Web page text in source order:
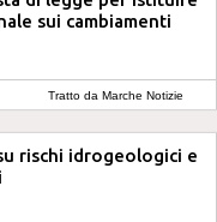
sui cambiamenti
Tratto da Marche Notizie
rischi idrogeologici e